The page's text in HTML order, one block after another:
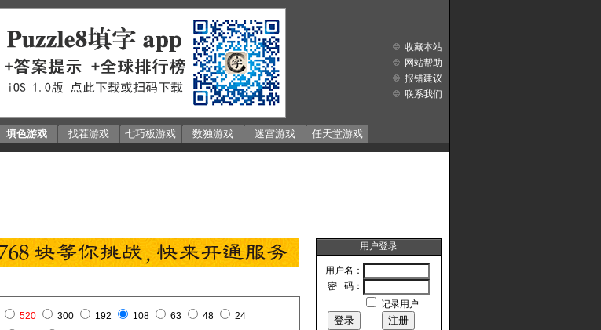
填色游戏 找茬游戏 七巧板游戏 数独游戏 迷宫游戏 任天堂游戏
收藏本站
网站帮助
报错建议
联系我们
520 300 192 108 63 48
24
用户登录
用户名：
密 码：
记录用户